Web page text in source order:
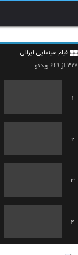
فیلم سینمایی ایرانی
۳۲۷از ۶۴۹ویدئو
1
2
3
4